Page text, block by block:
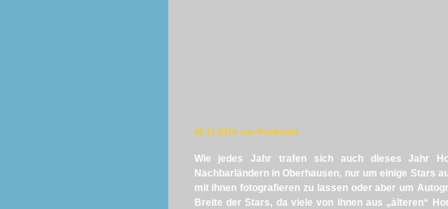
06.11.2016 von Panikmike
Wie jedes Jahr trafen sich auch dieses Jahr
Nachbarländern in Oberhausen, nur um einige Stars
mit ihnen fotografieren zu lassen oder aber um
Breite der Stars, da viele von ihnen aus „älteren“